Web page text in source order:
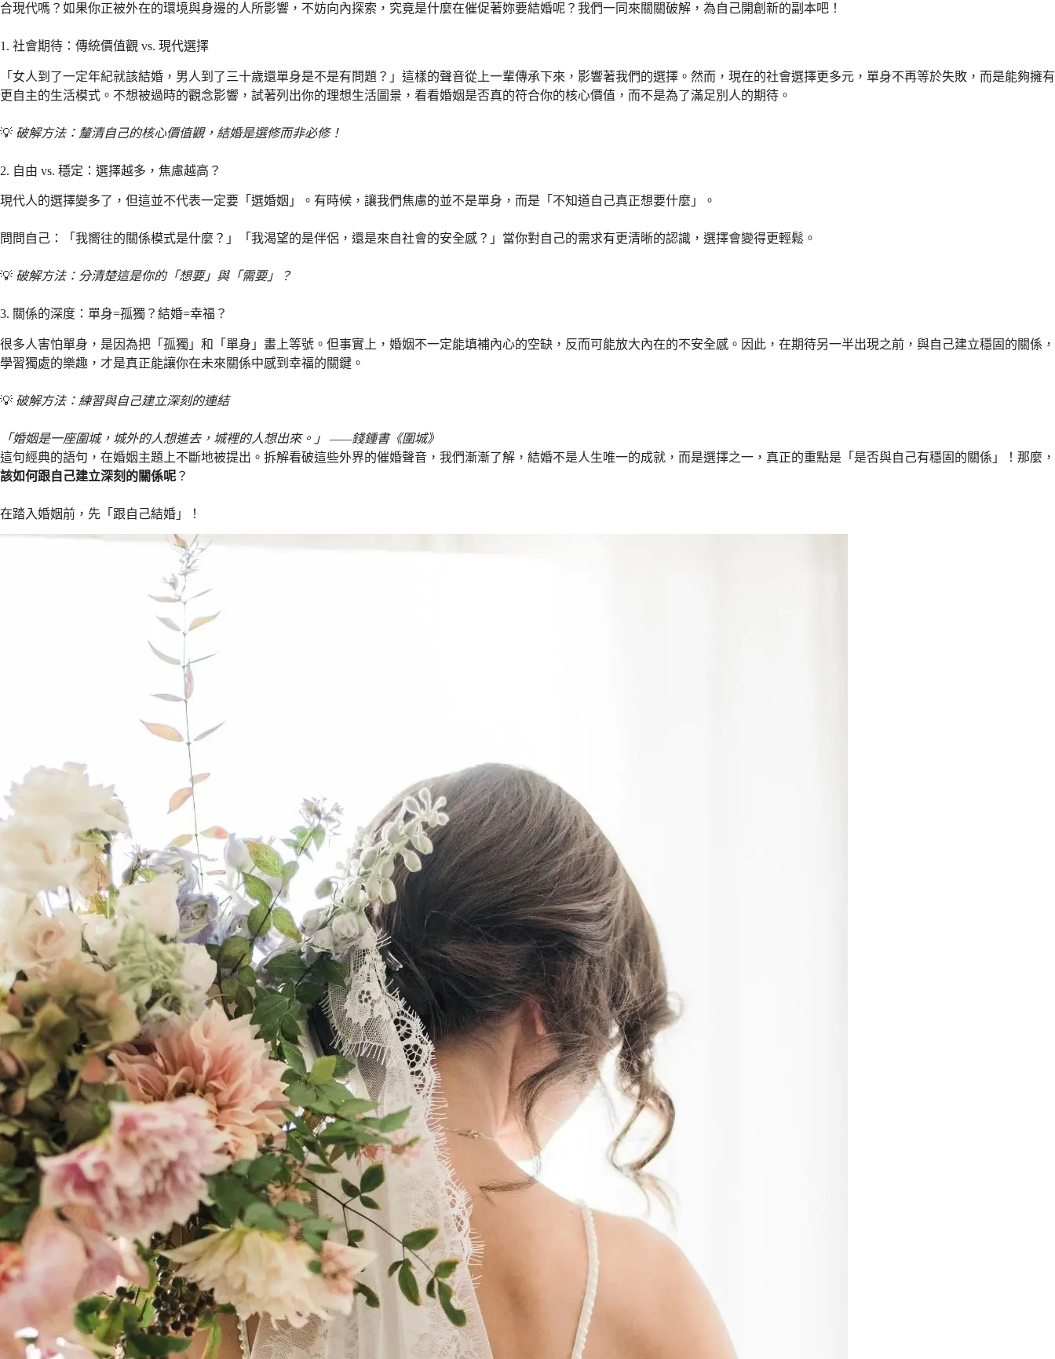
合現代嗎？如果你正被外在的環境與身邊的人所影響，不妨向內探索，究竟是什麼在催促著妳要結婚呢？我們一同來關關破解，為自己開創新的副本吧！
1. 社會期待：傳統價值觀 vs. 現代選擇
「女人到了一定年紀就該結婚，男人到了三十歲還單身是不是有問題？」這樣的聲音從上一輩傳承下來，影響著我們的選擇。然而，現在的社會選擇更多元，單身不再等於失敗，而是能夠擁有
更自主的生活模式。不想被過時的觀念影響，試著列出你的理想生活圖景，看看婚姻是否真的符合你的核心價值，而不是為了滿足別人的期待。
💡 破解方法：釐清自己的核心價值觀，結婚是選修而非必修！
2. 自由 vs. 穩定：選擇越多，焦慮越高？
現代人的選擇變多了，但這並不代表一定要「選婚姻」。有時候，讓我們焦慮的並不是單身，而是「不知道自己真正想要什麼」。
問問自己：「我嚮往的關係模式是什麼？」「我渴望的是伴侶，還是來自社會的安全感？」當你對自己的需求有更清晰的認識，選擇會變得更輕鬆。
💡 破解方法：分清楚這是你的「想要」與「需要」？
3. 關係的深度：單身=孤獨？結婚=幸福？
很多人害怕單身，是因為把「孤獨」和「單身」畫上等號。但事實上，婚姻不一定能填補內心的空缺，反而可能放大內在的不安全感。因此，在期待另一半出現之前，與自己建立穩固的關係，
學習獨處的樂趣，才是真正能讓你在未來關係中感到幸福的關鍵。
💡 破解方法：練習與自己建立深刻的連結
「婚姻是一座圍城，城外的人想進去，城裡的人想出來。」 ——錢鍾書《圍城》
這句經典的語句，在婚姻主題上不斷地被提出。拆解看破這些外界的催婚聲音，我們漸漸了解，結婚不是人生唯一的成就，而是選擇之一，真正的重點是「是否與自己有穩固的關係」！那麼，
該如何跟自己建立深刻的關係呢 ？
在踏入婚姻前，先「跟自己結婚」！